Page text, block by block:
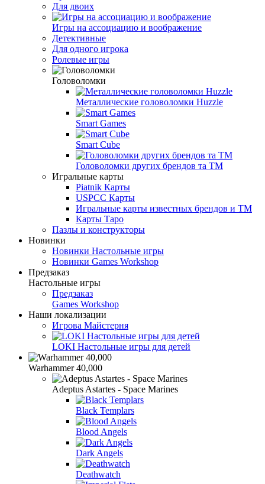
Для двоих
Игры на ассоциацию и воображение
Детективные
Для одного игрока
Ролевые игры
Головоломки
Металлические головоломки Huzzle
Smart Games
Smart Cube
Головоломки других брендов та ТМ
Игральные карты
Piatnik Карты
USPCC Карты
Игральные карты известных брендов и ТМ
Карты Таро
Пазлы и конструкторы
Новинки
Новинки Настольные игры
Новинки Games Workshop
Предзаказ
Настольные игры
Предзаказ
Games Workshop
Наши локализации
Игрова Майстерня
LOKI Настольные игры для детей
Warhammer 40,000
Adeptus Astartes - Space Marines
Black Templars
Blood Angels
Dark Angels
Deathwatch